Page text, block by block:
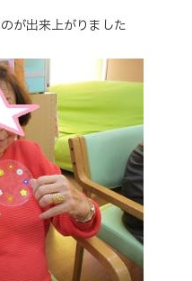
が出来上がりました